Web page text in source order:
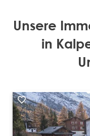
Unsere
in